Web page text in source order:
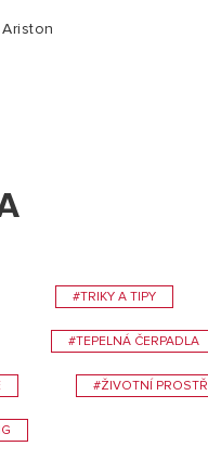
#TRIKY A TIPY
#TEPELNÁ ČERPADLA
#ŽIVOTNÍ